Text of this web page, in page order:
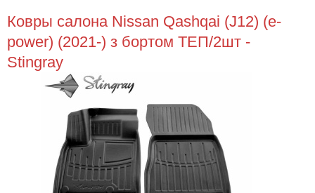
Ковры салона Nissan Qashqai (J12) (e-
power) (2021-) з бортом ТЕП/2шт -
Stingray